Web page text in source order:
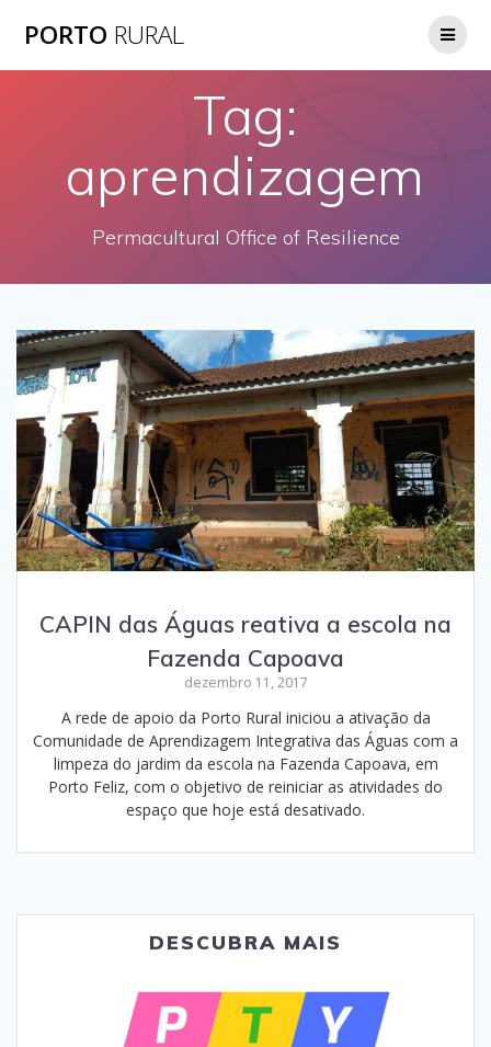
PORTO RURAL
Tag:
aprendizagem
Permacultural Office of Resilience
CAPIN das Águas reativa a escola na
Fazenda Capoava
dezembro 11, 2017
A rede de apoio da Porto Rural iniciou a ativação da
Comunidade de Aprendizagem Integrativa das Águas com a
limpeza do jardim da escola na Fazenda Capoava, em
Porto Feliz, com o objetivo de reiniciar as atividades do
espaço que hoje está desativado.
DESCUBRA MAIS